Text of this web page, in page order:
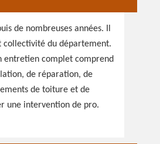
de nombreuses années. Il
collectivité du département.
entretien complet comprend
de réparation, de
de toiture et de
une intervention de pro.